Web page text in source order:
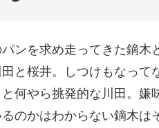
ンを求め走ってきた鏑木
と桜井。しつけもなっ
何やら挑発的な川田。
のかはわからない鏑木は